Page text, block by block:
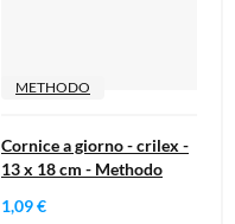
METHODO
Cornice a giorno - crilex -
13 x 18 cm - Methodo
1,09 €